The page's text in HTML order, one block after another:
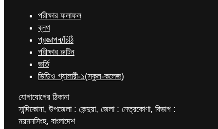
পরীক্ষার ফলাফল
ব্লগ
প্রজ্ঞাপন/চিঠি
পরীক্ষার রুটিন
ভর্তি
ভিডিও গ্যালারী-১(স্কুল-কলেজ)
যোগাযোগের ঠিকানা
সান্দিকোনা, উপজেলা : কেন্দুয়া, জেলা : নেত্রকোণা, বিভাগ :
ময়মনসিংহ, বাংলাদেশ